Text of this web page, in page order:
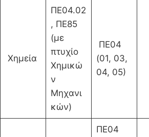
Χημεία
ΠΕ04.02
, ΠΕ85
(με
πτυχίο
Χημικώ
ν
Μηχανι
κών)
ΠΕ04
(01, 03,
04, 05)
ΠΕ04